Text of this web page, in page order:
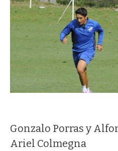
Gonzalo Porras y
Ariel Colmegna